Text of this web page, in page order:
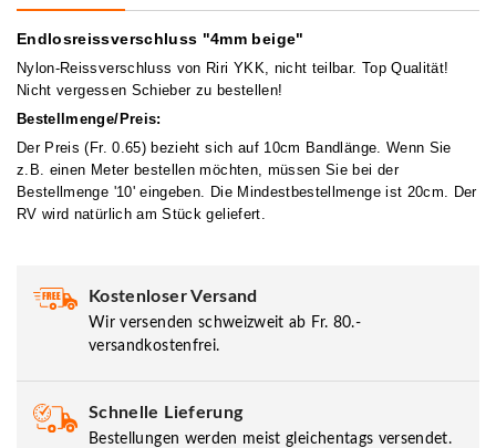
Endlosreissverschluss "4mm beige"
Nylon-Reissverschluss von Riri YKK, nicht teilbar. Top Qualität!
Nicht vergessen Schieber zu bestellen!
Bestellmenge/Preis:
Der Preis (Fr. 0.65) bezieht sich auf 10cm Bandlänge. Wenn Sie
z.B. einen Meter bestellen möchten, müssen Sie bei der
Bestellmenge '10' eingeben. Die Mindestbestellmenge ist 20cm. Der
RV wird natürlich am Stück geliefert.
Kostenloser Versand
Wir versenden schweizweit ab Fr. 80.-
versandkostenfrei.
Schnelle Lieferung
Bestellungen werden meist gleichentags versendet.